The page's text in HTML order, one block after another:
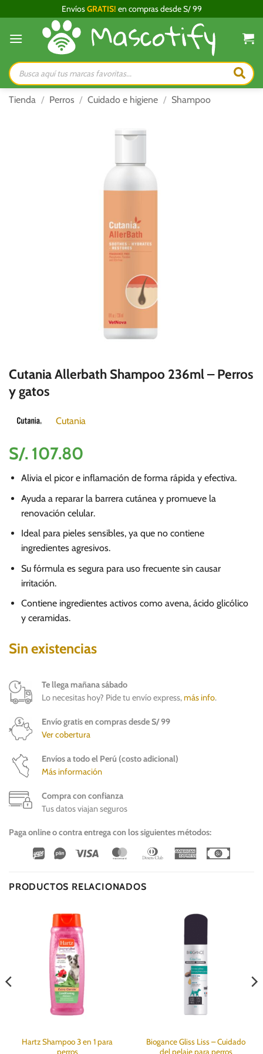
al
contenido
EnvíosGRATIS! en compras desde S/ 99
Búsqueda
de
productos
Tienda / Perros / Cuidado e higiene / Shampoo
Cutania Allerbath Shampoo 236ml – Perros
y gatos
Cutania
S/. 107.80
Alivia el picor e inflamación de forma rápida y efectiva.
Ayuda a reparar la barrera cutánea y promueve la
renovación celular.
Ideal para pieles sensibles, ya que no contiene
ingredientes agresivos.
Su fórmula es segura para uso frecuente sin causar
irritación.
Contiene ingredientes activos como avena, ácido glicólico
y ceramidas.
Sin existencias
Te llega mañana sábado
Lo necesitas hoy? Pide tu envío express,más info.
Envío gratis en compras desde S/ 99
Ver cobertura
Envíos a todo el Perú (costo adicional)
Más información
Compra con confianza
Tus datos viajan seguros
Paga online o contra entrega con los siguientes métodos:
Wirecard
Vipps Visa MasterCardDinners
American
PRODUCTOS RELACIONADOS
Hartz Shampoo 3 en 1 para
perros
Biogance Gliss Liss – Cuidado
del pelaje para perros